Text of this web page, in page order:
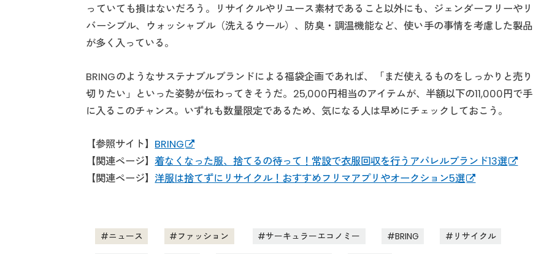
っていても損はないだろう。リサイクルやリユース素材であること以外にも、ジェンダーフリーやリ
バーシブル、ウォッシャブル（洗えるウール）、防臭・調温機能など、使い手の事情を考慮した製品
が多く入っている。
BRINGのようなサステナブルブランドによる福袋企画であれば、「まだ使えるものをしっかりと売り
切りたい」といった姿勢が伝わってきそうだ。25,000円相当のアイテムが、半額以下の11,000円で手
に入るこのチャンス。いずれも数量限定であるため、気になる人は早めにチェックしておこう。
【参照サイト】 BRING
【関連ページ】着なくなった服、捨てるの待って！常設で衣服回収を行うアパレルブランド13選
【関連ページ】 洋服は捨てずにリサイクル！おすすめフリマアプリやオークション5選
ニュース ファッション サーキュラーエコノミー BRING リサイクル